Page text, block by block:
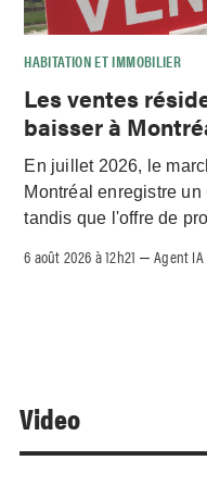
HABITATION ET IMMOBILIER
Les ventes
baisser à
En juillet 2026, le
Montréal enregistre
tandis que l'offre de
6 août 2026 à 12h21 –Agent
Video